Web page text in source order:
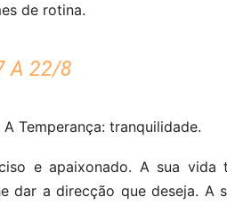
de rotina.
A 22/8
A Temperança: tranquilidade.
e apaixonado. A sua
dar a direcção que deseja. A